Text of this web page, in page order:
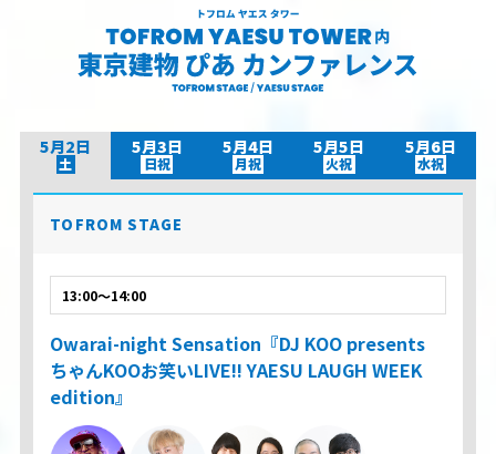
5月2日
土
5月3日
日祝
5月4日
月祝
5月5日
火祝
5月6日
水祝
TOFROM STAGE
13:00～14:00
Owarai-night Sensation『DJ KOO presents
ちゃんKOOお笑いLIVE!! YAESU LAUGH WEEK
edition』